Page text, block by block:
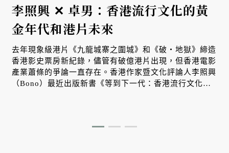
李照興 ✕ 卓男：香港流行文化的黃
金年代和港片未來
去年現象級港片《九龍城寨之圍城》和《破・地獄》締造
香港影史票房新紀錄，儘管有破億港片出現，但香港電影
產業蕭條的爭論一直存在。香港作家暨文化評論人李照興
（Bono）最近出版新書《等到下一代：香港流行文化與